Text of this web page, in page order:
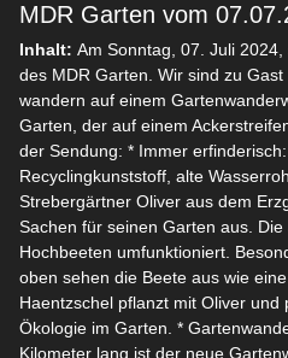
MDR Garten vom
Inhalt: Am Sonntag, 07. Juli
des MDR Garten. Wir sind zu
wandern auf einem
Garten, der auf einem
der Sendung: * Immer
Recyclingkunststoff, alte
Strebergärtner Oliver aus dem
Sachen für seinen Garten aus.
Hochbeeten umfunktioniert.
oben sehen die Beete aus wie
Haentzschel pflanzt mit Oliver
Ökologie im Garten. *
Kilometer lang ist der neue